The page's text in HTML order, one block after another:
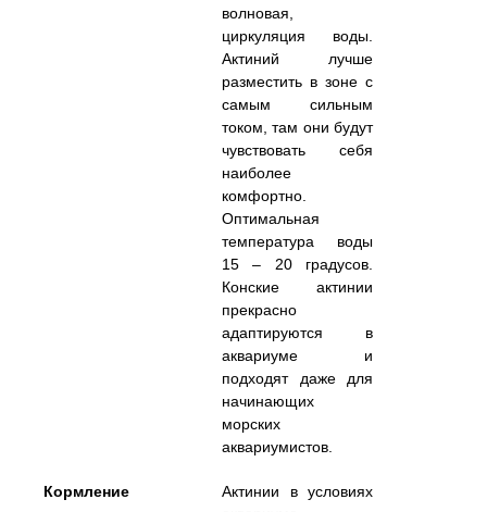
волновая,
циркуляция воды.
Актиний лучше
разместить в зоне с
самым сильным
током, там они будут
чувствовать себя
наиболее
комфортно.
Оптимальная
температура воды
15 – 20 градусов.
Конские актинии
прекрасно
адаптируются в
аквариуме и
подходят даже для
начинающих
морских
аквариумистов.
Кормление
Актинии в условиях